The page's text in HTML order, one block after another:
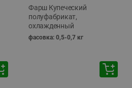
Фарш Купеческий
полуфабрикат,
охлажденный
фасовка: 0,5-0,7 кг